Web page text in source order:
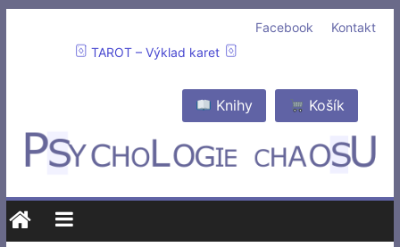
Kontakt
Facebook
TAROT – Výklad karet
Košík
Knihy